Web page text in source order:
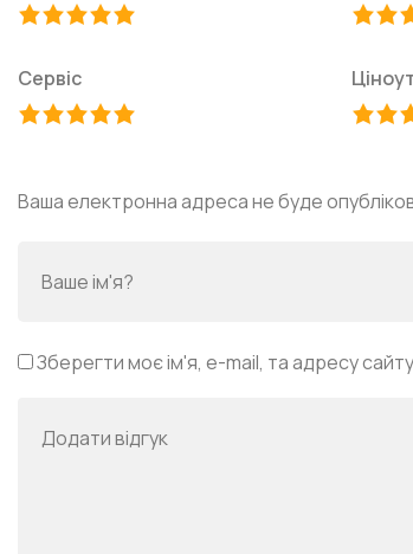
Сервіс
Ваша електронна адреса не буде
Зберегти моє ім'я, e-mail, та адресу